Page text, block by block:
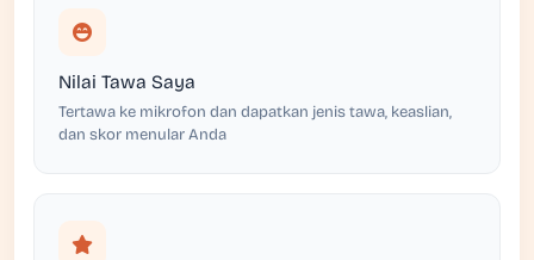
Nilai Tawa Saya
Tertawa ke mikrofon dan dapatkan jenis tawa, keaslian,
dan skor menular Anda